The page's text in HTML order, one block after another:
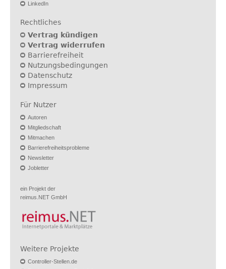
LinkedIn
Rechtliches
Vertrag kündigen
Vertrag widerrufen
Barrierefreiheit
Nutzungsbedingungen
Datenschutz
Impressum
Für Nutzer
Autoren
Mitgliedschaft
Mitmachen
Barrierefreiheitsprobleme
Newsletter
Jobletter
ein Projekt der
reimus.NET GmbH
Weitere Projekte
Controller-Stellen.de